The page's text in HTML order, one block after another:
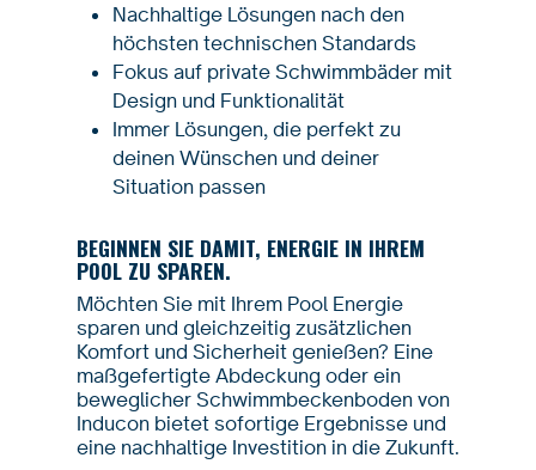
Nachhaltige Lösungen nach den
höchsten technischen Standards
Fokus auf private Schwimmbäder mit
Design und Funktionalität
Immer Lösungen, die perfekt zu
deinen Wünschen und deiner
Situation passen
BEGINNEN SIE DAMIT, ENERGIE IN IHREM
POOL ZU SPAREN.
Möchten Sie mit Ihrem Pool Energie
sparen und gleichzeitig zusätzlichen
Komfort und Sicherheit genießen? Eine
maßgefertigte Abdeckung oder ein
beweglicher Schwimmbeckenboden von
Inducon bietet sofortige Ergebnisse und
eine nachhaltige Investition in die Zukunft.